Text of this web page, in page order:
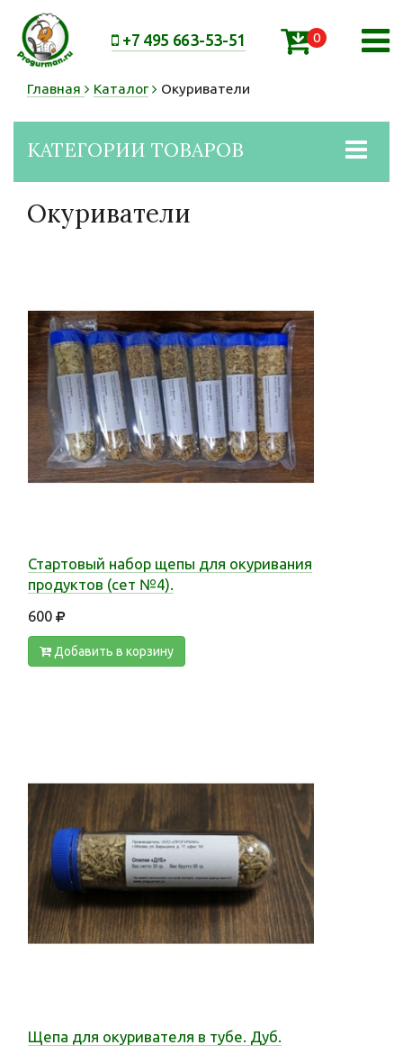
+7 495 663-53-51 0
Главная Каталог Окуриватели
товаров
КАТЕГОРИИ ТОВАРОВ
Окуриватели
Стартовый набор щепы для окуривания
продуктов (сет №4).
600
Добавить в корзину
Щепа для окуривателя в тубе. Дуб.